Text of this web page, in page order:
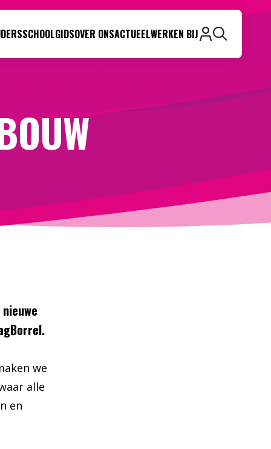
SCHOOLGIDSOVER ONSACTUEELWERKEN BIJ
Zoeken
we
alle
en